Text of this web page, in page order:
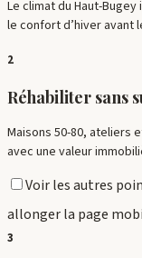
Le climat du Haut-
le confort d’hiver avant
2
Réhabiliter sans
Maisons 50-80, ateliers
avec une valeur
Voir les autres
allonger la page
3